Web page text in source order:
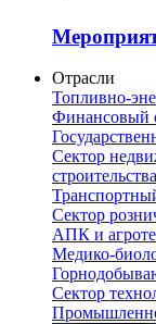
Отрасли
Топливно-
Финансовый
Сектор
строительства
Сектор
АПК и
Медико-
Сектор